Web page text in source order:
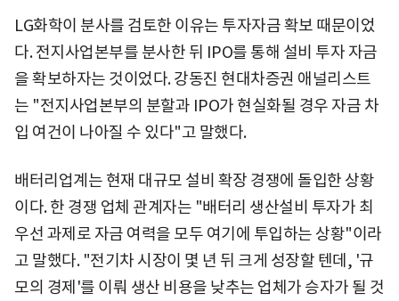
LG화학이 분사를 검토한 이유는 투자자금 확보 때문이었
다. 전지사업본부를 분사한 뒤 IPO를 통해 설비 투자 자금
을 확보하자는 것이었다. 강동진 현대차증권 애널리스트
는 "전지사업본부의 분할과 IPO가 현실화될 경우 자금 차
입 여건이 나아질 수 있다"고 말했다.
배터리업계는 현재 대규모 설비 확장 경쟁에 돌입한 상황
이다. 한 경쟁 업체 관계자는 "배터리 생산설비 투자가 최
우선 과제로 자금 여력을 모두 여기에 투입하는 상황"이라
고 말했다. "전기차 시장이 몇 년 뒤 크게 성장할 텐데, '규
모의 경제'를 이뤄 생산 비용을 낮추는 업체가 승자가 될 것